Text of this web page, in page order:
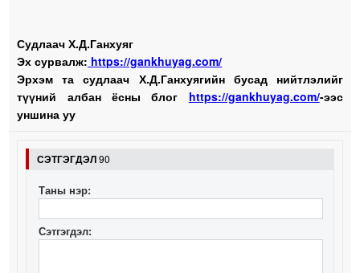
Судлаач Х.Д.Ганхуяг
Эх сурвалж: https://gankhuyag.com/
Эрхэм та судлаач Х.Д.Ганхуягийн бусад нийтлэлийг
түүний албан ёсны блог https://gankhuyag.com/-ээс
уншина уу
СЭТГЭГДЭЛ90
Таны нэр:
Сэтгэгдэл: